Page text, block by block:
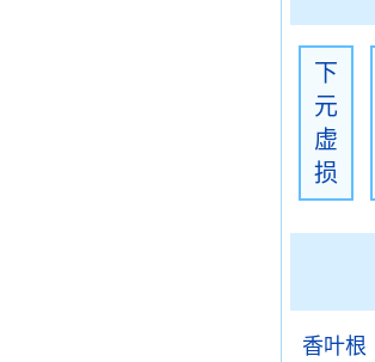
下
元
虚
损
香叶根